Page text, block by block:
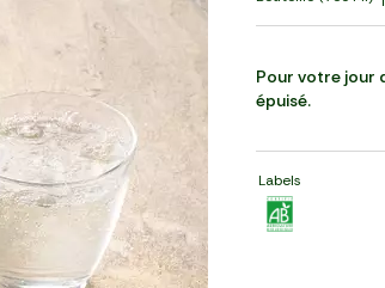
Pour votre jour
épuisé.
Labels